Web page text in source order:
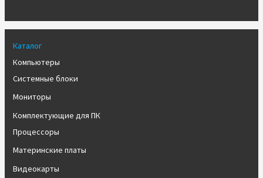
Каталог
Компьютеры
Системные блоки
Мониторы
Комплектующие для ПК
Процессоры
Материнские платы
Видеокарты